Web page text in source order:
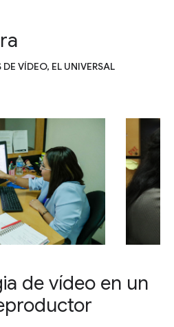
VÍDEO, EL UNIVERSAL
de vídeo en un